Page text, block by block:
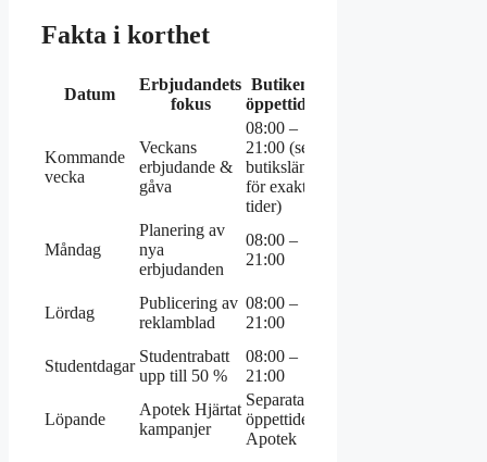
Fakta i korthet
Datum
Erbjudandets
fokus
Butikens
öppettider
Kommande
vecka
Veckans
erbjudande &
gåva
08:00 –
21:00 (se
butikslänk
för exakta
tider)
Måndag
Planering av
nya
erbjudanden
08:00 –
21:00
Lördag
Publicering av
reklamblad
08:00 –
21:00
Studentdagar
Studentrabatt
upp till 50 %
08:00 –
21:00
Löpande
Apotek Hjärtat
kampanjer
Separata
öppettider
Apotek